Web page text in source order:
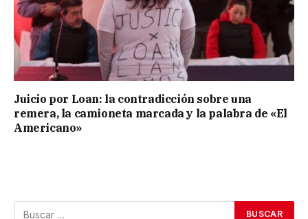
Juicio por Loan: la contradicción sobre una
remera, la camioneta marcada y la palabra de «El
Americano»